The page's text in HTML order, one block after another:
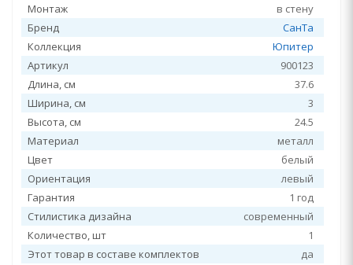
Монтаж
в стену
Бренд
СанТа
Коллекция
Юпитер
Артикул
900123
Длина, см
37.6
Ширина, см
3
Высота, см
24.5
Материал
металл
Цвет
белый
Ориентация
левый
Гарантия
1 год
Стилистика дизайна
современный
Количество, шт
1
Этот товар в составе комплектов
да